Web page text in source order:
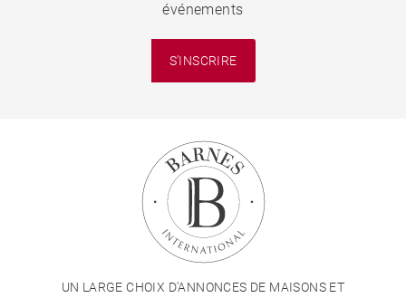
événements
S'INSCRIRE
UN LARGE CHOIX D'ANNONCES DE MAISONS ET